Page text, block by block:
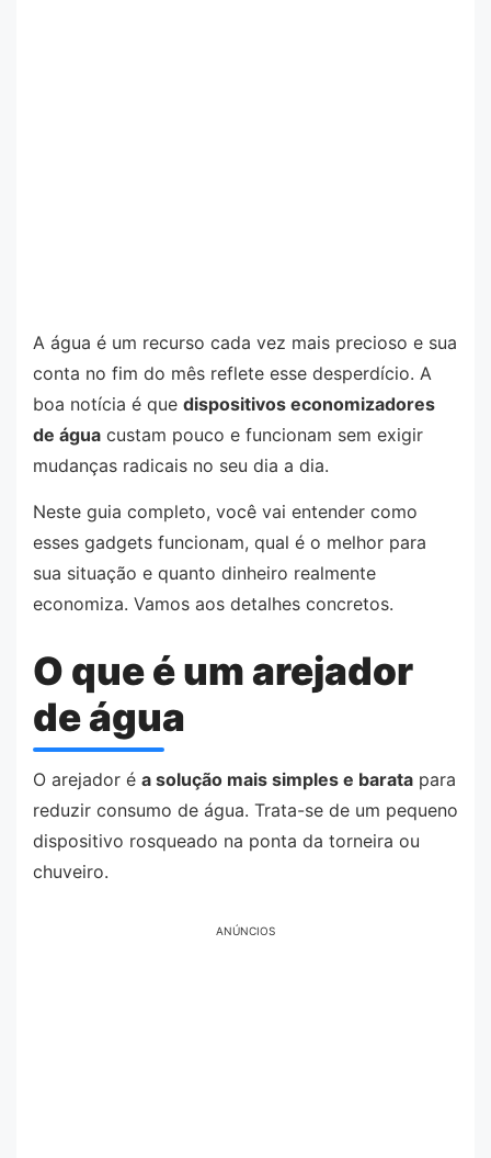
A água é um recurso cada vez mais precioso e sua
conta no fim do mês reflete esse desperdício. A
boa notícia é que dispositivos economizadores
de água custam pouco e funcionam sem exigir
mudanças radicais no seu dia a dia.
Neste guia completo, você vai entender como
esses gadgets funcionam, qual é o melhor para
sua situação e quanto dinheiro realmente
economiza. Vamos aos detalhes concretos.
O que é um arejador
de água
O arejador é a solução mais simples e barata para
reduzir consumo de água. Trata-se de um pequeno
dispositivo rosqueado na ponta da torneira ou
chuveiro.
ANÚNCIOS